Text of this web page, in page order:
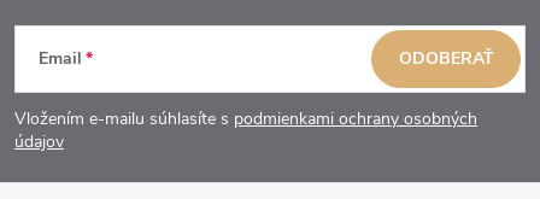
Z
á
p
Email
Vložením e-mailu súhlasíte s podmienkami ochrany osobných
údajov
ODOBERAŤ